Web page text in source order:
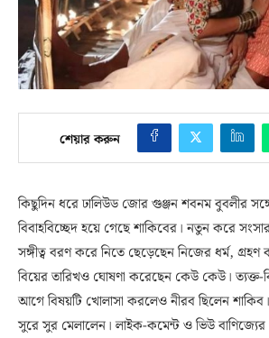
শেয়ার করুন
কিছুদিন ধরে ঢালিউড জোর গুঞ্জন শবনম বুবলীর
বিবাহবিচ্ছেদ হয়ে গেছে শাকিবের। নতুন করে
সঙ্গীত্ব বরণ করে নিতে ছেড়েছেন নিজের ধর্ম, গ্রহণ
বিয়ের তারিখও ঘোষণা করেছেন কেউ কেউ।
আগে বিষয়টি খোলাসা করলেও নীরব ছিলেন
সুরে সুর মেলালেন। লাইক-কমেন্ট ও ভিউ